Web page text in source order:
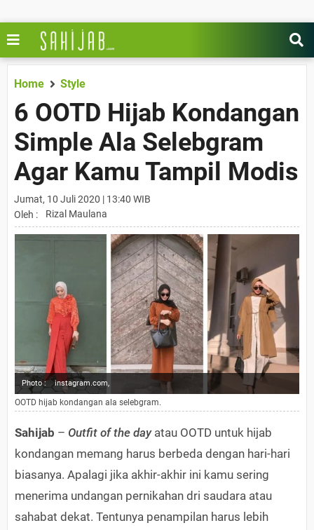
Home Style
6 OOTD Hijab Kondangan
Simple Ala Selebgram
Agar Kamu Tampil Modis
Jumat, 10 Juli 2020 | 13:40 WIB
Oleh :
Rizal Maulana
Photo : instagram.com,
OOTD hijab kondangan ala selebgram.
Sahijab – Outfit of the dayatau OOTD untuk hijab
kondangan memang harus berbeda dengan hari-hari
biasanya. Apalagi jika akhir-akhir ini kamu sering
menerima undangan pernikahan dri saudara atau
sahabat dekat. Tentunya penampilan harus lebih